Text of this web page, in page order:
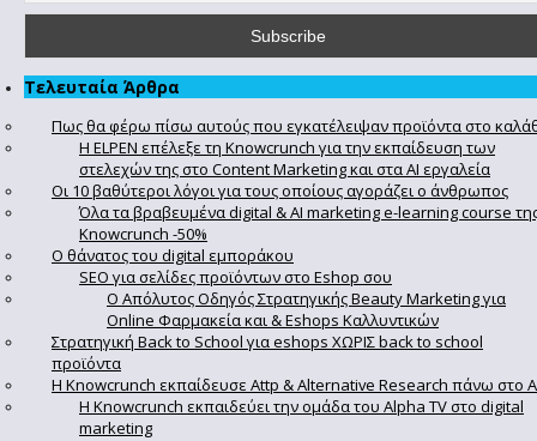
Τελευταία Άρθρα
Πως θα φέρω πίσω αυτούς που εγκατέλειψαν προϊόντα στο
Η ELPEN επέλεξε τη Knowcrunch για την εκπαίδευση των
στελεχών της στο Content Marketing και στα AI εργαλεία
Οι 10 βαθύτεροι λόγοι για τους οποίους αγοράζει ο άνθρωπος
Όλα τα βραβευμένα digital & AI marketing e-learning course
Knowcrunch -50%
Ο θάνατος του digital εμποράκου
SEO για σελίδες προϊόντων στο Eshop σου
Ο Απόλυτoς Οδηγός Στρατηγικής Beauty Marketing για
Online Φαρμακεία και & Eshops Καλλυντικών
Στρατηγική Back to School για eshops ΧΩΡΙΣ back to school
προϊόντα
Η Knowcrunch εκπαίδευσε Attp & Alternative Research πάνω στο
Η Knowcrunch εκπαιδεύει την ομάδα του Alpha TV στο digital
marketing